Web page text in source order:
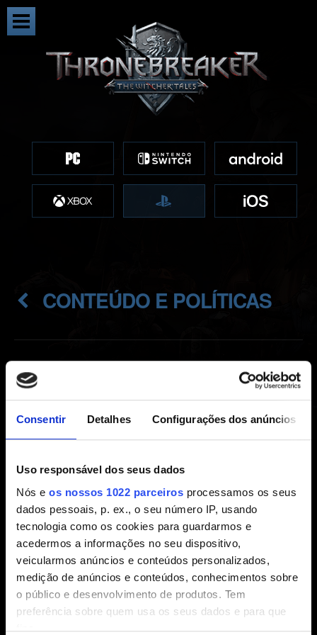
Consentir Detalhes Configurações dos anúncios
Uso responsável dos seus dados
Nós e os nossos 1022 parceiros processamos os seus
dados pessoais, p. ex., o seu número IP, usando
tecnologia como os cookies para guardarmos e
acedermos a informações no seu dispositivo,
veicularmos anúncios e conteúdos personalizados,
medição de anúncios e conteúdos, conhecimentos sobre
o público e desenvolvimento de produtos. Tem
preferência sobre quem usa os seus dados e para que
fins.
CONTEÚDO E POLÍTICAS
Extras
Trilha Sonora do Thronebreaker: The Wticher
Thronebreaker: The Witcher Tales
Política de vídeos
Política de vídeo